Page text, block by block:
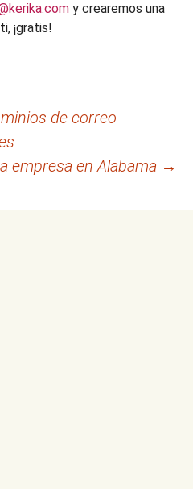
y crearemos una
¡gratis!
de correo
empresa en Alabama →